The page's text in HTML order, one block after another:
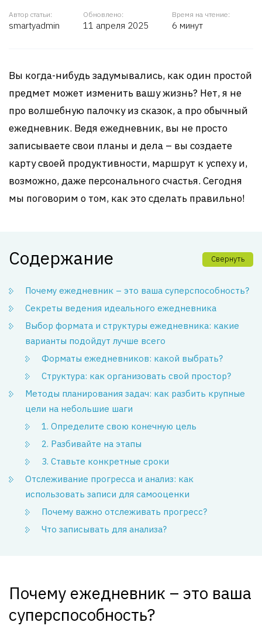
Автор статьи:
smartyadmin
Обновлено:
11 апреля 2025
Время на чтение:
6 минут
Вы когда-нибудь задумывались, как один простой
предмет может изменить вашу жизнь? Нет, я не
про волшебную палочку из сказок, а про обычный
ежедневник. Ведя ежедневник, вы не просто
записываете свои планы и дела – вы создаете
карту своей продуктивности, маршрут к успеху и,
возможно, даже персонального счастья. Сегодня
мы поговорим о том, как это сделать правильно!
Содержание Свернуть
Почему ежедневник – это ваша суперспособность?
Секреты ведения идеального ежедневника
Выбор формата и структуры ежедневника: какие
варианты подойдут лучше всего
Форматы ежедневников: какой выбрать?
Структура: как организовать свой простор?
Методы планирования задач: как разбить крупные
цели на небольшие шаги
1. Определите свою конечную цель
2. Разбивайте на этапы
3. Ставьте конкретные сроки
Отслеживание прогресса и анализ: как
использовать записи для самооценки
Почему важно отслеживать прогресс?
Что записывать для анализа?
Почему ежедневник – это ваша
суперспособность?